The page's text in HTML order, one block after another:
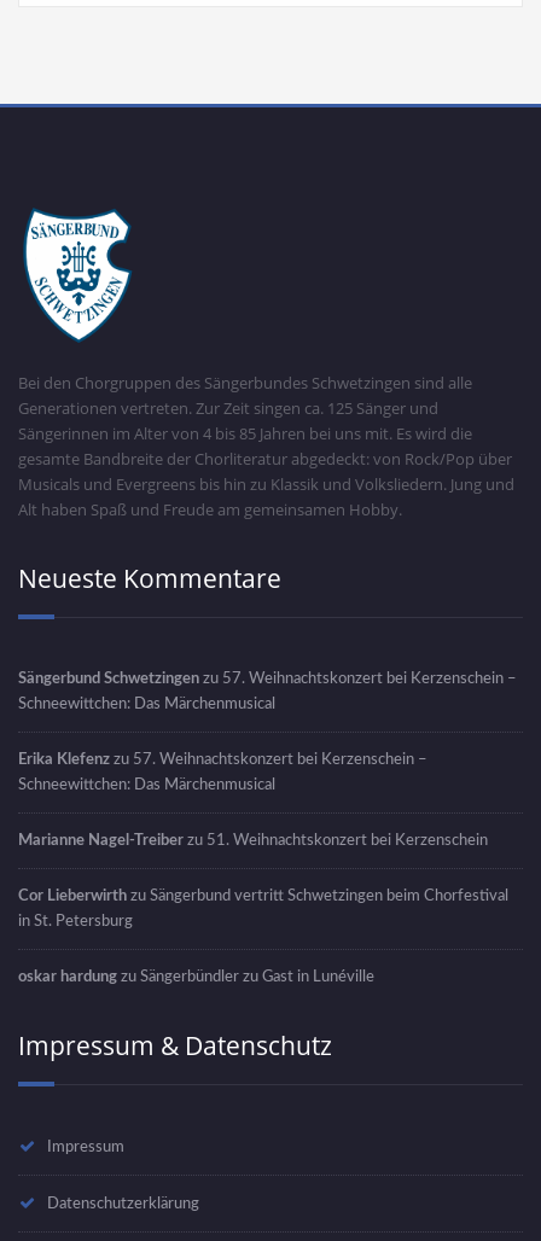
Bei den Chorgruppen des Sängerbundes Schwetzingen sind alle
Generationen vertreten. Zur Zeit singen ca. 125 Sänger und
Sängerinnen im Alter von 4 bis 85 Jahren bei uns mit. Es wird die
gesamte Bandbreite der Chorliteratur abgedeckt: von Rock/Pop über
Musicals und Evergreens bis hin zu Klassik und Volksliedern. Jung und
Alt haben Spaß und Freude am gemeinsamen Hobby.
Neueste Kommentare
Sängerbund Schwetzingen zu 57. Weihnachtskonzert bei Kerzenschein –
Schneewittchen: Das Märchenmusical
Erika Klefenz zu 57. Weihnachtskonzert bei Kerzenschein –
Schneewittchen: Das Märchenmusical
Marianne Nagel-Treiber zu 51. Weihnachtskonzert bei Kerzenschein
Cor Lieberwirth zu Sängerbund vertritt Schwetzingen beim Chorfestival
in St. Petersburg
oskar hardung zu Sängerbündler zu Gast in Lunéville
Impressum & Datenschutz
Impressum
Datenschutzerklärung